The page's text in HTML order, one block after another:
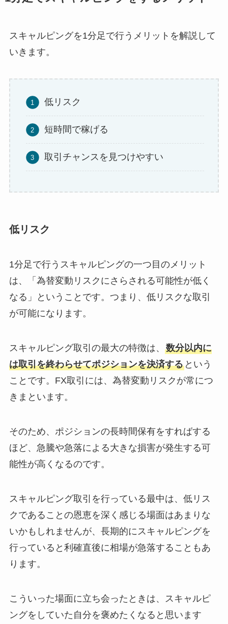
スキャルピングを1分足で行うメリットを解説して
いきます。
低リスク
短時間で稼げる
取引チャンスを見つけやすい
低リスク
1分足で行うスキャルピングの一つ目のメリット
は、「為替変動リスクにさらされる可能性が低く
なる」ということです。つまり、低リスクな取引
が可能になります。
スキャルピング取引の最大の特徴は、 数分以内に
は取引を終わらせてポジションを決済するという
ことです。FX取引には、為替変動リスクが常につ
きまといます。
そのため、ポジションの長時間保有をすればする
ほど、急騰や急落による大きな損害が発生する可
能性が高くなるのです。
スキャルピング取引を行っている最中は、低リス
クであることの恩恵を深く感じる場面はあまりな
いかもしれませんが、長期的にスキャルピングを
行っていると利確直後に相場が急落することもあ
ります。
こういった場面に立ち会ったときは、スキャルピ
ングをしていた自分を褒めたくなると思います